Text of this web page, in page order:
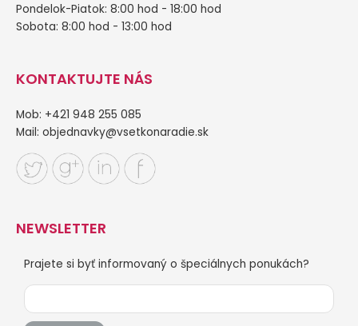
Pondelok-Piatok: 8:00 hod - 18:00 hod
Sobota: 8:00 hod - 13:00 hod
KONTAKTUJTE NÁS
Mob: +421 948 255 085
Mail: objednavky@vsetkonaradie.sk
NEWSLETTER
Prajete si byť informovaný o špeciálnych ponukách?